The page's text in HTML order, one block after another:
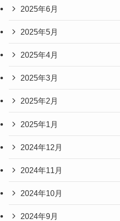
2025年6月
2025年5月
2025年4月
2025年3月
2025年2月
2025年1月
2024年12月
2024年11月
2024年10月
2024年9月